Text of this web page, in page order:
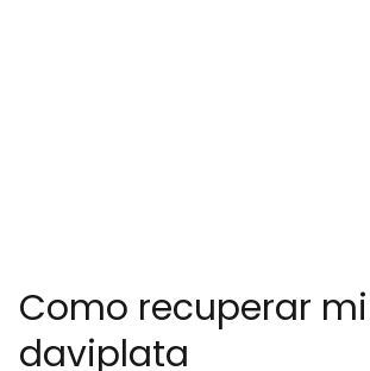
Como recuperar mi
daviplata